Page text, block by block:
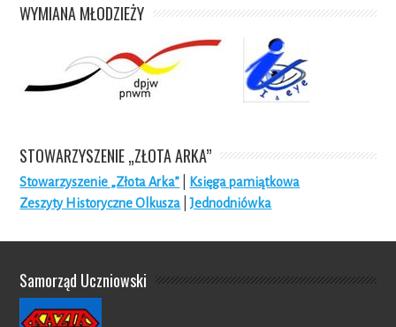
WYMIANA MŁODZIEŻY
STOWARZYSZENIE „ZŁOTA ARKA”
Stowarzyszenie „Złota Arka”
Księga pamiątkowa
Zeszyty Historyczne Olkusza |Jednodniówka
Samorząd Uczniowski